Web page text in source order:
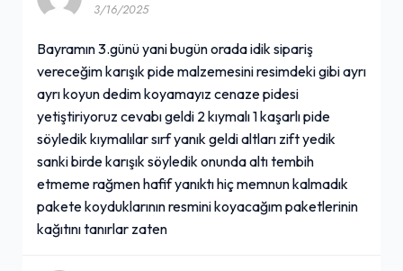
3/16/2025
Bayramın 3.günü yani bugün orada idik sipariş
vereceğim karışık pide malzemesini resimdeki gibi ayrı
ayrı koyun dedim koyamayız cenaze pidesi
yetiştiriyoruz cevabı geldi 2 kıymalı 1 kaşarlı pide
söyledik kıymalılar sırf yanık geldi altları zift yedik
sanki birde karışık söyledik onunda altı tembih
etmeme rağmen hafif yanıktı hiç memnun kalmadık
pakete koyduklarının resmini koyacağım paketlerinin
kağıtını tanırlar zaten